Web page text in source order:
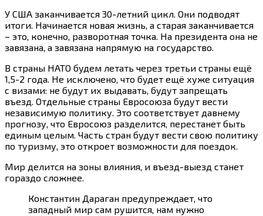
У США заканчивается 30-летний цикл. Они подводят
итоги. Начинается новая жизнь, а старая заканчивается
– это, конечно, разворотная точка. На президента она не
завязана, а завязана напрямую на государство.
В страны НАТО будем летать через третьи страны ещё
1,5-2 года. Не исключено, что будет ещё хуже ситуация
с визами: не будут их выдавать, будут запрещать
въезд. Отдельные страны Евросоюза будут вести
независимую политику. Это соответствует давнему
прогнозу, что Евросоюз разделится, перестанет быть
единым целым. Часть стран будут вести свою политику
по туризму, это откроет возможности для поездок.
Мир делится на зоны влияния, и въезд-выезд станет
гораздо сложнее.
Константин Дараган предупреждает, что
западный мир сам рушится, нам нужно